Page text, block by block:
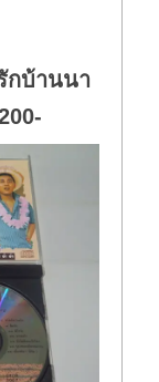
กบ้านนา